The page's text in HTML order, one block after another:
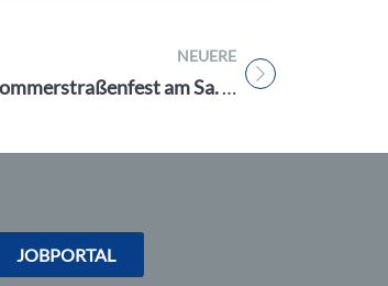
NEUERE
für Beitrag
am Sa. 26.8.23 im Quartier am Jakobsmarkt in Nürnberg: Ein Tag der Jubiläen und Genüsse
JOBPORTAL